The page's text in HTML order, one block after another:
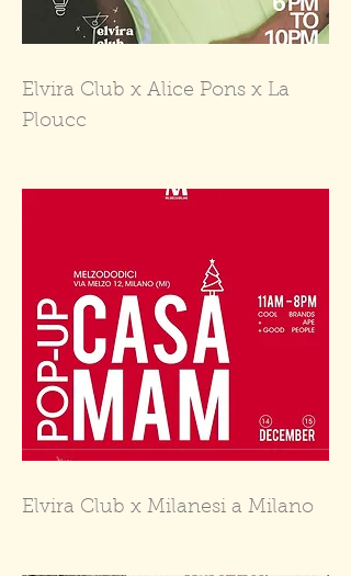
Elvira Club x Alice Pons x La
Ploucc
Elvira Club x Milanesi a Milano